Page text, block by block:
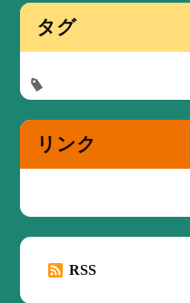
タグ
リンク
RSS